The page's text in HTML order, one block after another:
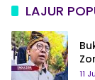
LAJUR
11